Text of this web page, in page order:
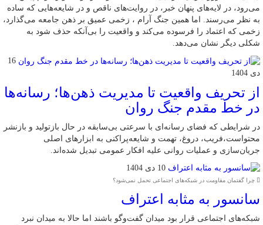
می‌رود، در لایه‌های پنهان خبر، در روایت‌های ناقص و در شایعه‌هایی که ساده
به نظر می‌رسند. اما همین جنگ آرام ، زخمی عمیق بر ذهن جامعه می‌گذارد،
زخمی که اعتماد را فرسوده می‌کند و واقعیت را بی‌آنکه حذف شود به
شکلی دیگر نشان می‌دهد.
16
دی 1404
از تحریف واقعیت تا مدیریت ذهن‌ها؛ رسانه‌ها
در خط مقدم جنگ روان
در شرایطی که فضای رسانه‌ای با سرعتی بی‌سابقه در حال بازتولید و بازنشر
محتواست،فریب، دروغ، تهمت و شایعه‌پراکنی به ابزارهای اصلی
جریان‌سازی و عملیات روانی علیه افکار عمومی تبدیل شده‌اند.
10 دی 1404
چرا گفتمان مقاومت در شبکه‌های اجتماعی تحمل نمی‌شود؟
سانسور به مثابه اعتراف
شبکه‌های اجتماعی قرار بود میدان گفت‌وگو باشند اما حالا به میدان نبرد